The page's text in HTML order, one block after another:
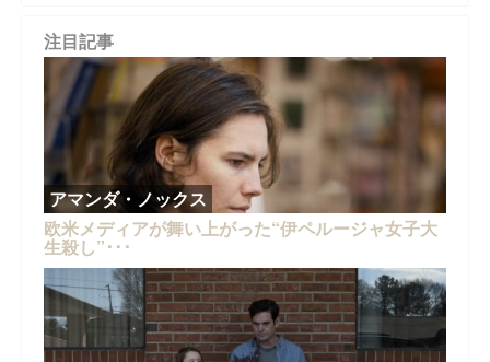
注目記事
アマンダ・ノックス
欧米メディアが舞い上がった“伊ペルージャ女子大
生殺し”･･･